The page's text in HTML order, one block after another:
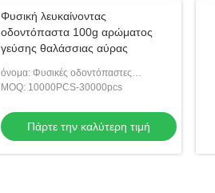
Φυσική λευκαίνοντας
οδοντόπαστα 100g αρώματος
γεύσης θαλάσσιας αύρας
όνομα: Φυσικές οδοντόπαστες
ToothpasteWhitening
MOQ: 10000PCS-30000pcs
Πάρτε την καλύτερη τιμή